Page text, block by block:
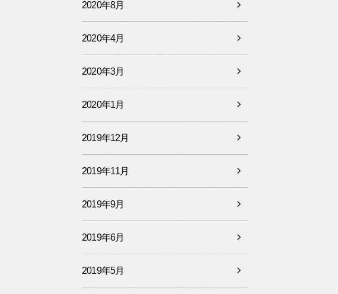
2020年8月
2020年4月
2020年3月
2020年1月
2019年12月
2019年11月
2019年9月
2019年6月
2019年5月